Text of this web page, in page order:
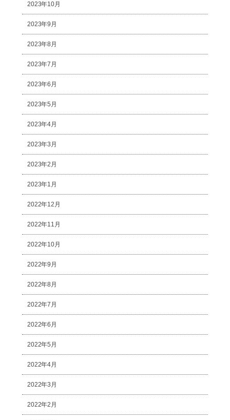
2023年10月
2023年9月
2023年8月
2023年7月
2023年6月
2023年5月
2023年4月
2023年3月
2023年2月
2023年1月
2022年12月
2022年11月
2022年10月
2022年9月
2022年8月
2022年7月
2022年6月
2022年5月
2022年4月
2022年3月
2022年2月